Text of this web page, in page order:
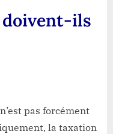
doivent-ils
pas forcément
la taxation